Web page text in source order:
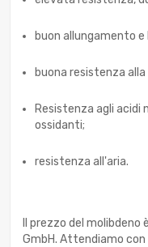
buon allungamento
buona resistenza
Resistenza agli acidi
ossidanti;
resistenza all'aria.
Il prezzo del
GmbH. Attendiamo